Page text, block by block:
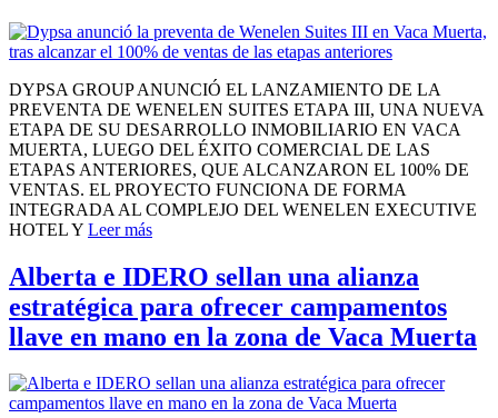
DYPSA GROUP ANUNCIÓ EL LANZAMIENTO DE LA
PREVENTA DE WENELEN SUITES ETAPA III, UNA NUEVA
ETAPA DE SU DESARROLLO INMOBILIARIO EN VACA
MUERTA, LUEGO DEL ÉXITO COMERCIAL DE LAS
ETAPAS ANTERIORES, QUE ALCANZARON EL 100% DE
VENTAS. EL PROYECTO FUNCIONA DE FORMA
INTEGRADA AL COMPLEJO DEL WENELEN EXECUTIVE
HOTEL Y Leer más
Alberta e IDERO sellan una alianza
estratégica para ofrecer campamentos
llave en mano en la zona de Vaca Muerta